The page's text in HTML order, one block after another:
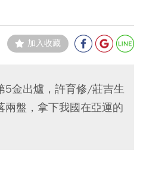
加入收藏
5金出爐，許育修/莊吉生
兩盤，拿下我國在亞運的